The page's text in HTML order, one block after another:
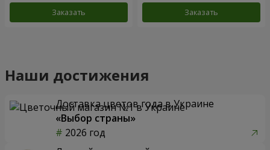
Заказать Заказать
Наши достижения
Доставка цветов года в Украине
«Выбор страны»
2026 год